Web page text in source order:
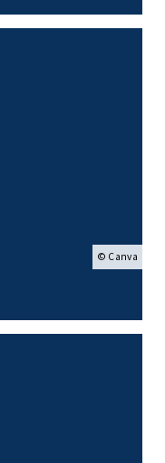
© Canva